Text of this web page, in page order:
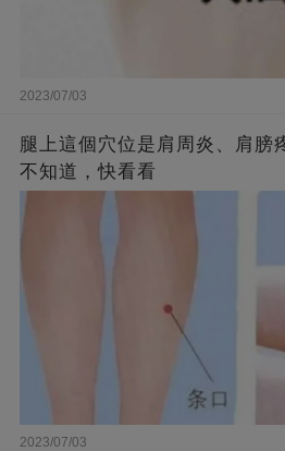
2023/07/03
腿上這個穴位是肩周炎、肩膀
不知道，快看看
2023/07/03